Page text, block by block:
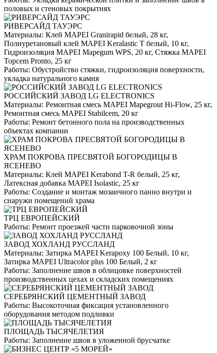
половых и стеновых покрытиях
РИВЕРСАЙД ТАУЭРС
Материалы: Клей MAPEI Granirapid белый, 28 кг,
Полиуретановый клей MAPEI Keralastic T белый, 10 кг,
Гидроизоляция MAPEI Mapegum WPS, 20 кг, Стяжка MAPEI
Topcem Pronto, 25 кг
Работы: Обустройство стяжки, гидроизоляция поверхности,
укладка натурального камня
РОССИЙСКИЙ ЗАВОД LG ELECTRONICS
Материалы: Ремонтная смесь MAPEI Mapegrout Hi-Flow, 25 кг,
Ремонтная смесь MAPEI Stabilcem, 20 кг
Работы: Ремонт бетонного пола на производственных
объектах компании
ХРАМ ПОКРОВА ПРЕСВЯТОЙ БОГОРОДИЦЫ В
ЯСЕНЕВО
Материалы: Клей MAPEI Kerabond T-R белый, 25 кг,
Латексная добавка MAPEI Isolastic, 25 кг
Работы: Создание и монтаж мозаичного панно внутри и
снаружи помещений храма
ТРЦ ЕВРОПЕЙСКИЙ
Работы: Ремонт проезжей части парковочной зоны
ЗАВОД ХОХЛАНД РУССЛАНД
Материалы: Затирка MAPEI Kerapoxy 100 Белый, 10 кг,
Затирка MAPEI Ultracolor plus 100 Белый, 2 кг
Работы: Заполнение швов в облицовке поверхностей
производственных цехах и складских помещениях
СЕРЕБРЯНСКИЙ ЦЕМЕНТНЫЙ ЗАВОД
Работы: Высокоточная фиксация установленного
оборудования методом подливки
ПЛОЩАДЬ ТЫСЯЧЕЛЕТИЯ
Работы: Заполнение швов в уложенной брусчатке